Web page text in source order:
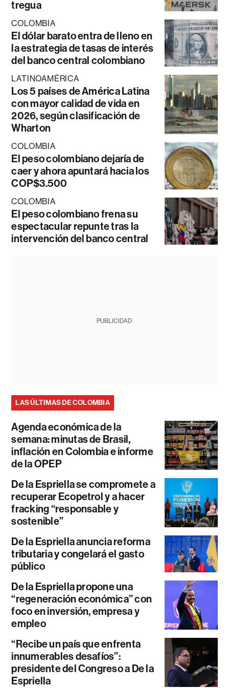
tregua
COLOMBIA
El dólar barato entra de lleno en
la estrategia de tasas de interés
del banco central colombiano
LATINOAMÉRICA
Los 5 países de América Latina
con mayor calidad de vida en
2026, según clasificación de
Wharton
COLOMBIA
El peso colombiano dejaría de
caer y ahora apuntará hacia los
COP$3.500
COLOMBIA
El peso colombiano frena su
espectacular repunte tras la
intervención del banco central
PUBLICIDAD
LAS ÚLTIMAS DE COLOMBIA
Agenda económica de la
semana: minutas de Brasil,
inflación en Colombia e informe
de la OPEP
De la Espriella se compromete a
recuperar Ecopetrol y a hacer
fracking “responsable y
sostenible”
De la Espriella anuncia reforma
tributaria y congelará el gasto
público
De la Espriella propone una
“regeneración económica” con
foco en inversión, empresa y
empleo
“Recibe un país que enfrenta
innumerables desafíos”:
presidente del Congreso a De la
Espriella